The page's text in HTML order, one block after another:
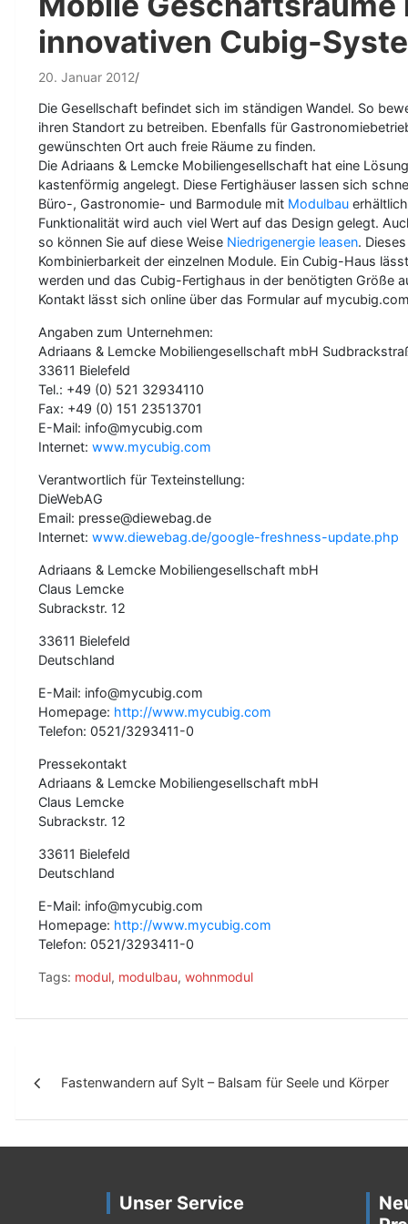
innovativen Cubig-
20. Januar 2012
Die Gesellschaft befindet sich im ständigen Wandel. So
ihren Standort zu betreiben. Ebenfalls für
gewünschten Ort auch freie Räume zu finden.
Die Adriaans & Lemcke Mobiliengesellschaft hat eine
kastenförmig angelegt. Diese Fertighäuser lassen sich
Büro-, Gastronomie- und Barmodule mit Modulbau
Funktionalität wird auch viel Wert auf das Design gelegt.
so können Sie auf diese Weise Niedrigenergie leasen.
Kombinierbarkeit der einzelnen Module. Ein Cubig-Haus
werden und das Cubig-Fertighaus in der benötigten Größe
Kontakt lässt sich online über das Formular auf
Angaben zum Unternehmen:
Adriaans & Lemcke Mobiliengesellschaft mbH
33611 Bielefeld
Tel.: +49 (0) 521 32934110
Fax: +49 (0) 151 23513701
E-Mail: info@mycubig.com
Internet: www.mycubig.com
Verantwortlich für Texteinstellung:
DieWebAG
Email: presse@diewebag.de
Internet: www.diewebag.de/google-freshness-update.php
Adriaans & Lemcke Mobiliengesellschaft mbH
Claus Lemcke
Subrackstr. 12
33611 Bielefeld
Deutschland
E-Mail: info@mycubig.com
Homepage: http://www.mycubig.com
Telefon: 0521/3293411-0
Pressekontakt
Adriaans & Lemcke Mobiliengesellschaft mbH
Claus Lemcke
Subrackstr. 12
33611 Bielefeld
Deutschland
E-Mail: info@mycubig.com
Homepage: http://www.mycubig.com
Telefon: 0521/3293411-0
Tags: modul, modulbau, wohnmodul
i
t
Fastenwandern auf Sylt – Balsam für Seele und Körper
Unser Service